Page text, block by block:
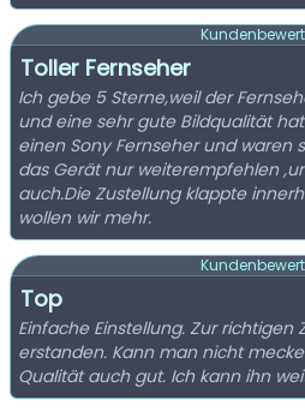
Toller Fernseher
Ich gebe 5 Sterne,weil der
und eine sehr gute Bildqualität
einen Sony Fernseher und waren
das Gerät nur weiterempfehlen
auch.Die Zustellung klappte
wollen wir mehr.
Top
Einfache Einstellung. Zur richtigen
erstanden. Kann man nicht
Qualität auch gut. Ich kann ihn